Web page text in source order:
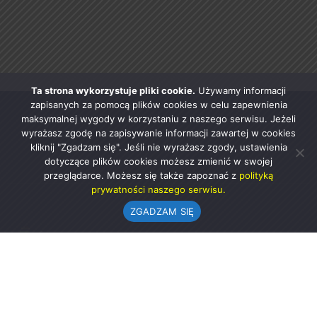
Ta strona wykorzystuje pliki cookie. Używamy informacji
zapisanych za pomocą plików cookies w celu zapewnienia
maksymalnej wygody w korzystaniu z naszego serwisu. Jeżeli
wyrażasz zgodę na zapisywanie informacji zawartej w cookies
kliknij "Zgadzam się". Jeśli nie wyrażasz zgody, ustawienia
dotyczące plików cookies możesz zmienić w swojej
przeglądarce. Możesz się także zapoznać z polityką
prywatności naszego serwisu.
ZGADZAM SIĘ